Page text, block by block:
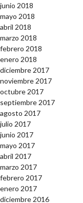
junio 2018
mayo 2018
abril 2018
marzo 2018
febrero 2018
enero 2018
diciembre 2017
noviembre 2017
octubre 2017
septiembre 2017
agosto 2017
julio 2017
junio 2017
mayo 2017
abril 2017
marzo 2017
febrero 2017
enero 2017
diciembre 2016